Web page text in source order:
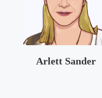
Arlett Sander